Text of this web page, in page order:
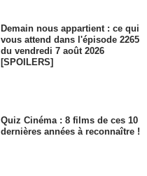
Demain nous appartient : ce qui
vous attend dans l'épisode 2265
du vendredi 7 août 2026
[SPOILERS]
Quiz Cinéma : 8 films de ces 10
dernières années à reconnaître !